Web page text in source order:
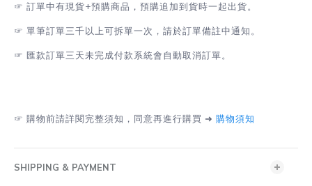
☞ 訂單中有現貨+預購商品，預購追加到貨時一起出貨。
☞ 單筆訂單三千以上可拆單一次，請於訂單備註中通知。
☞ 匯款訂單三天未完成付款系統會自動取消訂單。
☞ 購物前請詳閱完整須知，同意再進行購買 ➜ 購物須知
SHIPPING & PAYMENT